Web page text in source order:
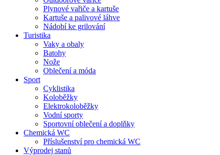
Plynové vařiče a kartuše
Kartuše a palivové láhve
Nádobí ke grilování
Turistika
Vaky a obaly
Batohy
Nože
Oblečení a móda
Sport
Cyklistika
Koloběžky
Elektrokoloběžky
Vodní sporty
Sportovní oblečení a doplňky
Chemická WC
Příslušenství pro chemická WC
Výprodej stanů